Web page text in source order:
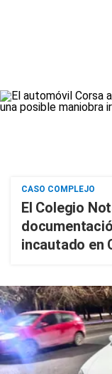
CASO COMPLEJO
El Colegio
incautado en